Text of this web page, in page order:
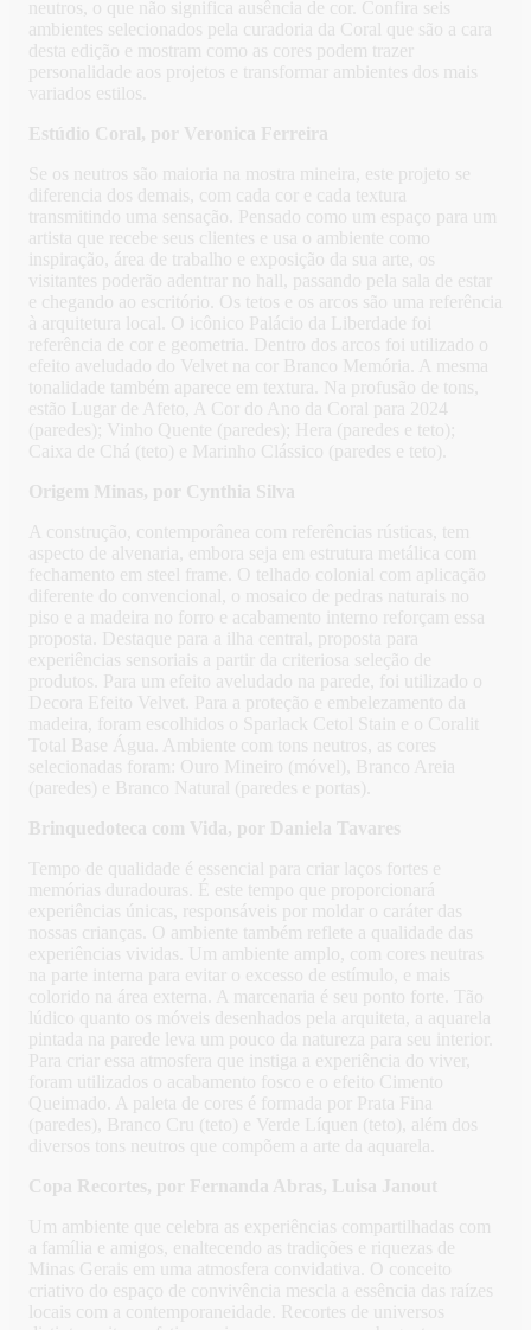
neutros, o que não significa ausência de cor. Confira seis
ambientes selecionados pela curadoria da Coral que são a cara
desta edição e mostram como as cores podem trazer
personalidade aos projetos e transformar ambientes dos mais
variados estilos.
Estúdio Coral, por Veronica Ferreira
Se os neutros são maioria na mostra mineira, este projeto se
diferencia dos demais, com cada cor e cada textura
transmitindo uma sensação. Pensado como um espaço para um
artista que recebe seus clientes e usa o ambiente como
inspiração, área de trabalho e exposição da sua arte, os
visitantes poderão adentrar no hall, passando pela sala de estar
e chegando ao escritório. Os tetos e os arcos são uma referência
à arquitetura local. O icônico Palácio da Liberdade foi
referência de cor e geometria. Dentro dos arcos foi utilizado o
efeito aveludado do Velvet na cor Branco Memória. A mesma
tonalidade também aparece em textura. Na profusão de tons,
estão Lugar de Afeto, A Cor do Ano da Coral para 2024
(paredes); Vinho Quente (paredes); Hera (paredes e teto);
Caixa de Chá (teto) e Marinho Clássico (paredes e teto).
Origem Minas, por Cynthia Silva
A construção, contemporânea com referências rústicas, tem
aspecto de alvenaria, embora seja em estrutura metálica com
fechamento em steel frame. O telhado colonial com aplicação
diferente do convencional, o mosaico de pedras naturais no
piso e a madeira no forro e acabamento interno reforçam essa
proposta. Destaque para a ilha central, proposta para
experiências sensoriais a partir da criteriosa seleção de
produtos. Para um efeito aveludado na parede, foi utilizado o
Decora Efeito Velvet. Para a proteção e embelezamento da
madeira, foram escolhidos o Sparlack Cetol Stain e o Coralit
Total Base Água. Ambiente com tons neutros, as cores
selecionadas foram: Ouro Mineiro (móvel), Branco Areia
(paredes) e Branco Natural (paredes e portas).
Brinquedoteca com Vida, por Daniela Tavares
Tempo de qualidade é essencial para criar laços fortes e
memórias duradouras. É este tempo que proporcionará
experiências únicas, responsáveis por moldar o caráter das
nossas crianças. O ambiente também reflete a qualidade das
experiências vividas. Um ambiente amplo, com cores neutras
na parte interna para evitar o excesso de estímulo, e mais
colorido na área externa. A marcenaria é seu ponto forte. Tão
lúdico quanto os móveis desenhados pela arquiteta, a aquarela
pintada na parede leva um pouco da natureza para seu interior.
Para criar essa atmosfera que instiga a experiência do viver,
foram utilizados o acabamento fosco e o efeito Cimento
Queimado. A paleta de cores é formada por Prata Fina
(paredes), Branco Cru (teto) e Verde Líquen (teto), além dos
diversos tons neutros que compõem a arte da aquarela.
Copa Recortes, por Fernanda Abras, Luisa Janout
Um ambiente que celebra as experiências compartilhadas com
a família e amigos, enaltecendo as tradições e riquezas de
Minas Gerais em uma atmosfera convidativa. O conceito
criativo do espaço de convivência mescla a essência das raízes
locais com a contemporaneidade. Recortes de universos